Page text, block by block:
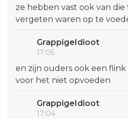
ze hebben vast ook van
vergeten waren op te
GrappigeIdioot
17:05
en zijn ouders ook een flink
voor het niet opvoeden
GrappigeIdioot
17:04